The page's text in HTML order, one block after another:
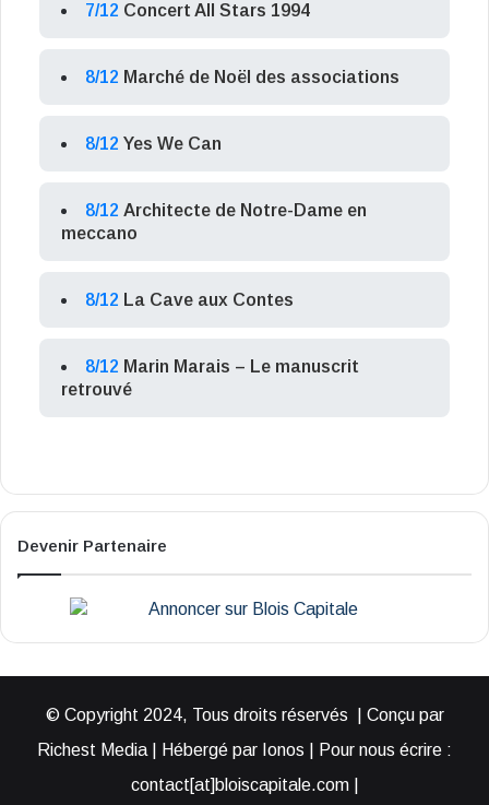
7/12 Concert All Stars 1994
8/12 Marché de Noël des associations
8/12 Yes We Can
8/12 Architecte de Notre-Dame en
meccano
8/12 La Cave aux Contes
8/12 Marin Marais – Le manuscrit
retrouvé
Devenir Partenaire
© Copyright 2024, Tous droits réservés | Conçu par
Richest Media | Hébergé par Ionos | Pour nous écrire :
contact[at]bloiscapitale.com |